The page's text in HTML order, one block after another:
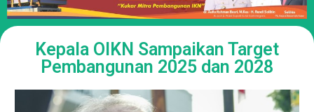
Kepala OIKN Sampaikan Target
Pembangunan 2025 dan 2028